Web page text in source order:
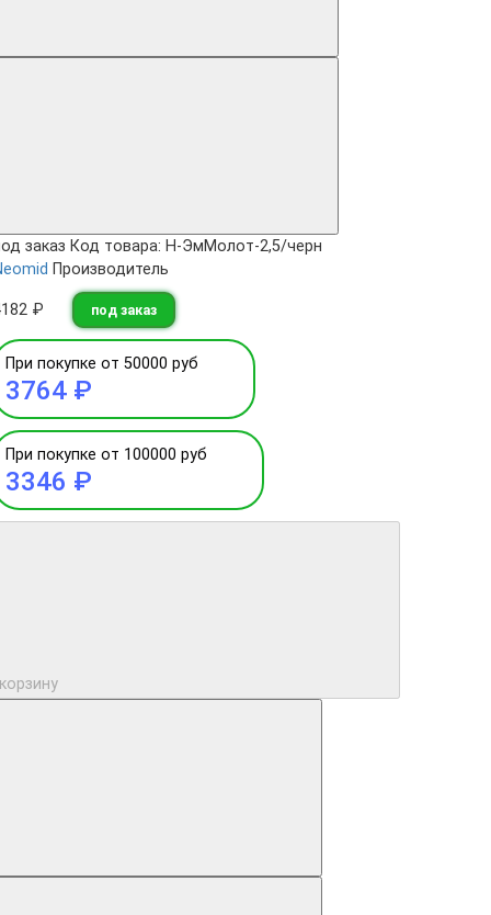
заказ Код товара: Н-ЭмМолот-2,5/черн
Производитель
₽ под заказ
При покупке от 50000 руб
3764 ₽
При покупке от 100000 руб
3346 ₽